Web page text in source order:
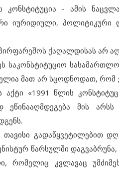
- ამის
იურიდიული,
ქაღალდისას არ
მათ არ სცოდნოდათ, რომ
«1991 წლის
ეწინააღმდეგება მის
გადაწყვეტილებით
წარსულში
რომელიც კვლავაც